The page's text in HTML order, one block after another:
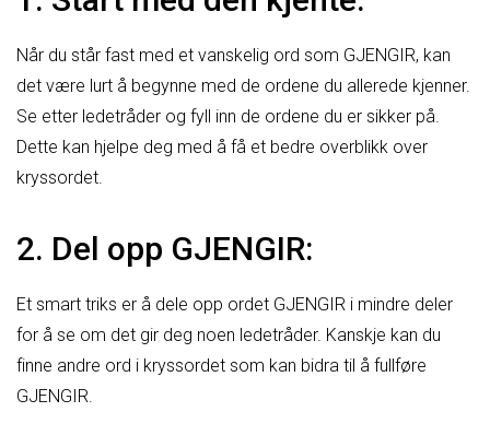
Når du står fast med et vanskelig ord som GJENGIR, kan
det være lurt å begynne med de ordene du allerede kjenner.
Se etter ledetråder og fyll inn de ordene du er sikker på.
Dette kan hjelpe deg med å få et bedre overblikk over
kryssordet.
2. Del opp GJENGIR:
Et smart triks er å dele opp ordet GJENGIR i mindre deler
for å se om det gir deg noen ledetråder. Kanskje kan du
finne andre ord i kryssordet som kan bidra til å fullføre
GJENGIR.